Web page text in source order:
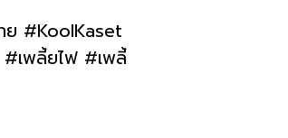
#KoolKaset
เพลี้ยไฟ #เพลี้